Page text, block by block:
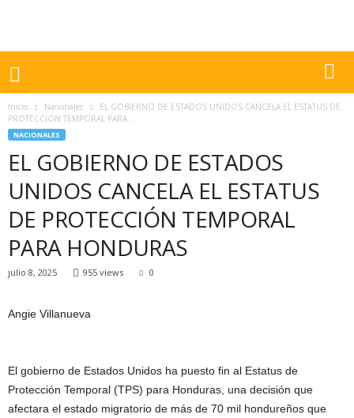
Inicio Nacionales
EL GOBIERNO DE ESTADOS UNIDOS CANCELA EL ESTATUS DE
PROTECCIÓN TEMPORAL PARA...
NACIONALES
EL GOBIERNO DE ESTADOS
UNIDOS CANCELA EL ESTATUS
DE PROTECCIÓN TEMPORAL
PARA HONDURAS
julio 8, 2025 955 views 0
Angie Villanueva
El gobierno de Estados Unidos ha puesto fin al Estatus de
Protección Temporal (TPS) para Honduras, una decisión que
afectara el estado migratorio de más de 70 mil hondureños que